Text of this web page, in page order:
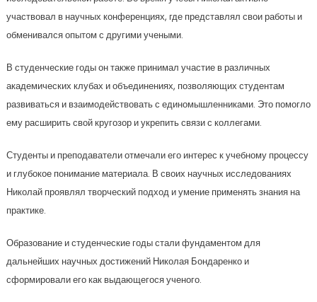
участвовал в научных конференциях, где представлял свои работы и
обменивался опытом с другими учеными.
В студенческие годы он также принимал участие в различных
академических клубах и объединениях, позволяющих студентам
развиваться и взаимодействовать с единомышленниками. Это помогло
ему расширить свой кругозор и укрепить связи с коллегами.
Студенты и преподаватели отмечали его интерес к учебному процессу
и глубокое понимание материала. В своих научных исследованиях
Николай проявлял творческий подход и умение применять знания на
практике.
Образование и студенческие годы стали фундаментом для
дальнейших научных достижений Николая Бондаренко и
сформировали его как выдающегося ученого.